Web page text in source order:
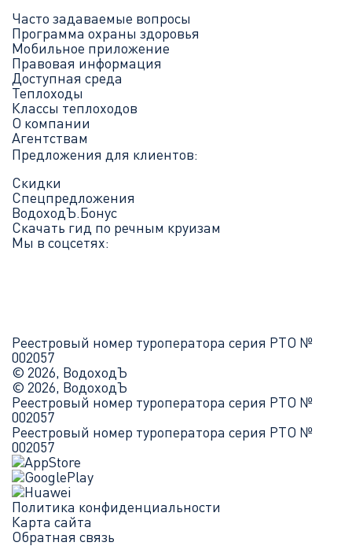
Часто задаваемые вопросы
Программа охраны здоровья
Мобильное приложение
Правовая информация
Доступная среда
Теплоходы
Классы теплоходов
О компании
Агентствам
Предложения для клиентов:
Скидки
Спецпредложения
ВодоходЪ.Бонус
Скачать гид по речным круизам
Мы в соцсетях:
Реестровый номер туроператора серия РТО №
002057
© 2026, ВодоходЪ
© 2026, ВодоходЪ
Реестровый номер туроператора серия РТО №
002057
Реестровый номер туроператора серия РТО №
002057
Политика конфиденциальности
Карта сайта
Обратная связь